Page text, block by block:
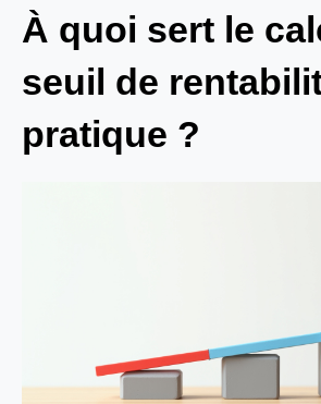
À quoi sert le
seuil de
pratique ?